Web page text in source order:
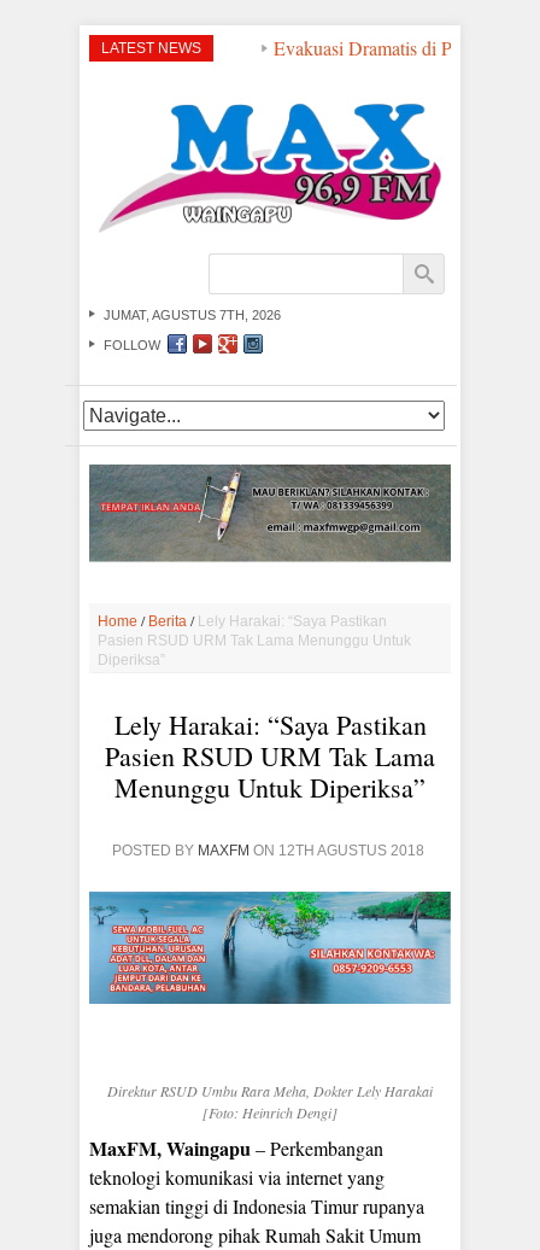
LATEST NEWS Evakuasi Dramatis di Perairan
JUMAT, AGUSTUS 7TH, 2026
FOLLOW
Home / Berita / Lely Harakai: “Saya Pastikan
Pasien RSUD URM Tak Lama Menunggu Untuk
Diperiksa”
Lely Harakai: “Saya Pastikan
Pasien RSUD URM Tak Lama
Menunggu Untuk Diperiksa”
POSTED BY MAXFM ON 12TH AGUSTUS 2018
Direktur RSUD Umbu Rara Meha, Dokter Lely Harakai
[Foto: Heinrich Dengi]
MaxFM, Waingapu– Perkembangan
teknologi komunikasi via internet yang
semakian tinggi di Indonesia Timur rupanya
juga mendorong pihak Rumah Sakit Umum